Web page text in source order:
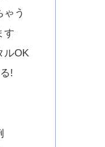
う
す
ルOK
!